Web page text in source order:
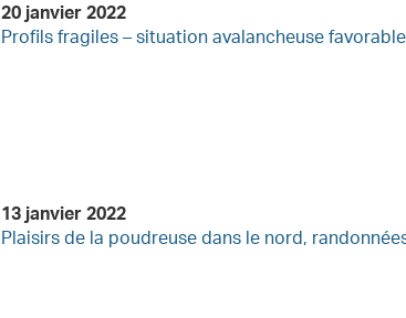
20 janvier 2022
Profils fragiles – situation avalancheuse favorable
13 janvier 2022
Plaisirs de la poudreuse dans le nord,